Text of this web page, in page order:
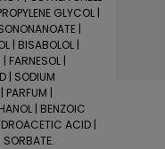
GLYCOL |
|
| BISABOLOL |
FARNESOL |
| SODIUM
PARFUM |
| BENZOIC
ACID |